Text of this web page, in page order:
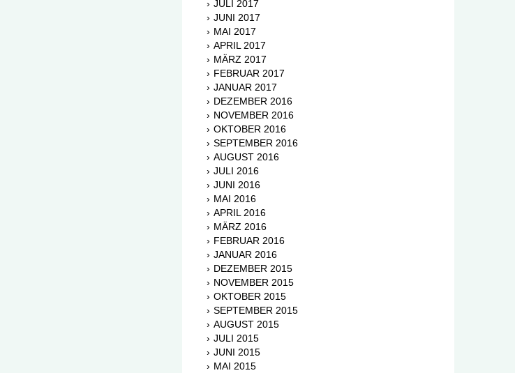
JULI 2017
JUNI 2017
MAI 2017
APRIL 2017
MÄRZ 2017
FEBRUAR 2017
JANUAR 2017
DEZEMBER 2016
NOVEMBER 2016
OKTOBER 2016
SEPTEMBER 2016
AUGUST 2016
JULI 2016
JUNI 2016
MAI 2016
APRIL 2016
MÄRZ 2016
FEBRUAR 2016
JANUAR 2016
DEZEMBER 2015
NOVEMBER 2015
OKTOBER 2015
SEPTEMBER 2015
AUGUST 2015
JULI 2015
JUNI 2015
MAI 2015